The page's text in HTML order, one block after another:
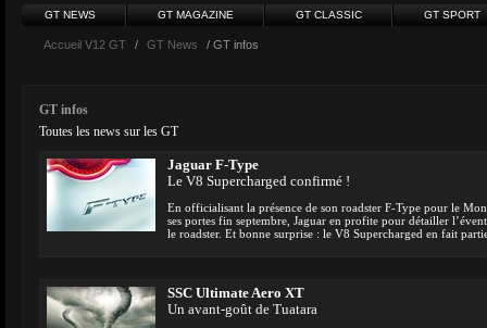
GT NEWS GT MAGAZINE GT CLASSIC GT SPORT
Accueil V12 GT / GT News / GT infos
GT infos
Toutes les news sur les GT
Jaguar F-Type
Le V8 Supercharged confirmé !
En officialisant la présence de son roadster F-Type pour le
ses portes fin septembre, Jaguar en profite pour détailler
le roadster. Et bonne surprise : le V8 Supercharged en fait
SSC Ultimate Aero XT
Un avant-goût de Tuatara